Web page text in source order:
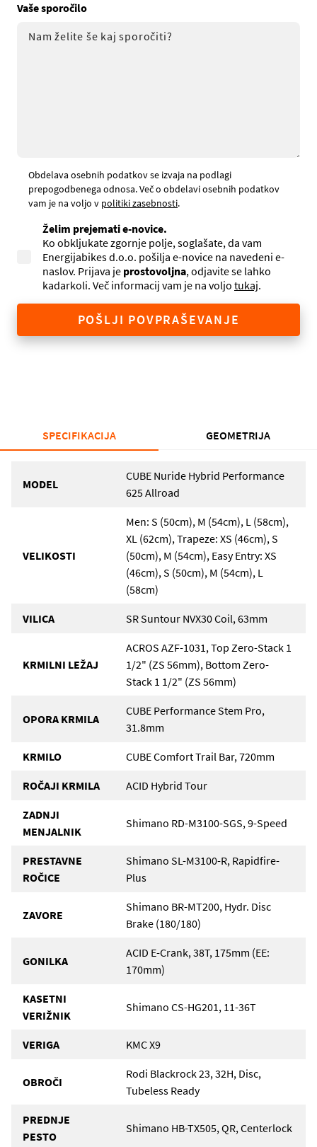
Vaše sporočilo
Obdelava osebnih podatkov se izvaja na podlagi
prepogodbenega odnosa. Več o obdelavi osebnih podatkov
vam je na voljo v politiki zasebnosti.
Želim prejemati e-novice.
Ko obkljukate zgornje polje, soglašate, da vam
Energijabikes d.o.o. pošilja e-novice na navedeni e-
naslov. Prijava je prostovoljna, odjavite se lahko
kadarkoli. Več informacij vam je na voljo tukaj.
POŠLJI POVPRAŠEVANJE
SPECIFIKACIJA GEOMETRIJA
MODEL
CUBE Nuride Hybrid Performance
625 Allroad
VELIKOSTI
Men: S (50cm), M (54cm), L (58cm),
XL (62cm), Trapeze: XS (46cm), S
(50cm), M (54cm), Easy Entry: XS
(46cm), S (50cm), M (54cm), L
(58cm)
VILICA SR Suntour NVX30 Coil, 63mm
KRMILNI LEŽAJ
ACROS AZF-1031, Top Zero-Stack 1
1/2" (ZS 56mm), Bottom Zero-
Stack 1 1/2" (ZS 56mm)
OPORA KRMILA
CUBE Performance Stem Pro,
31.8mm
KRMILO CUBE Comfort Trail Bar, 720mm
ROČAJI KRMILA ACID Hybrid Tour
ZADNJI
MENJALNIK
Shimano RD-M3100-SGS, 9-Speed
PRESTAVNE
ROČICE
Shimano SL-M3100-R, Rapidfire-
Plus
ZAVORE
Shimano BR-MT200, Hydr. Disc
Brake (180/180)
GONILKA
ACID E-Crank, 38T, 175mm (EE:
170mm)
KASETNI
VERIŽNIK
Shimano CS-HG201, 11-36T
VERIGA KMC X9
OBROČI
Rodi Blackrock 23, 32H, Disc,
Tubeless Ready
PREDNJE
PESTO
Shimano HB-TX505, QR, Centerlock